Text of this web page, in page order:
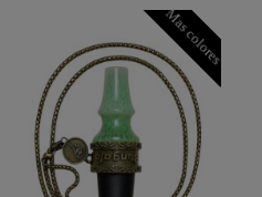
Mas colores